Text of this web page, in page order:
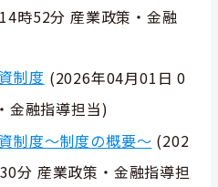
時52分 産業政策・金融
制度 (2026年04月01日 0
金融指導担当)
制度～制度の概要～ (202
分 産業政策・金融指導担